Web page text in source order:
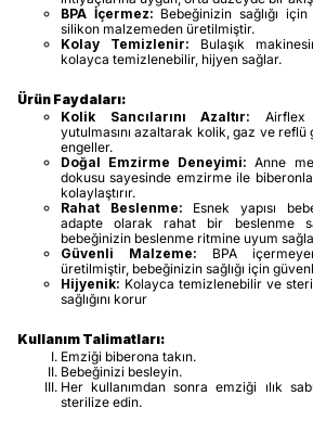
BPA İçermez: Bebeğinizin sağlığı
silikon malzemeden üretilmiştir.
Kolay Temizlenir: Bulaşık
kolayca temizlenebilir, hijyen sağlar.
Ürün Faydaları:
Kolik Sancılarını Azaltır: Airflex
yutulmasını azaltarak kolik, gaz ve reflü
engeller.
Doğal Emzirme Deneyimi: Anne
dokusu sayesinde emzirme ile
kolaylaştırır.
Rahat Beslenme: Esnek yapısı
adapte olarak rahat bir beslenme
bebeğinizin beslenme ritmine uyum
Güvenli Malzeme: BPA
üretilmiştir, bebeğinizin sağlığı için
Hijyenik: Kolayca temizlenebilir ve
sağlığını korur
Kullanım Talimatları:
Emziği biberona takın.
Bebeğinizi besleyin.
Her kullanımdan sonra emziği ılık
sterilize edin.